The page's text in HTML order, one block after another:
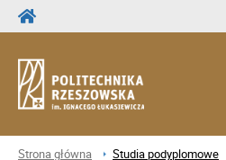
Strona główna Studia podyplomowe